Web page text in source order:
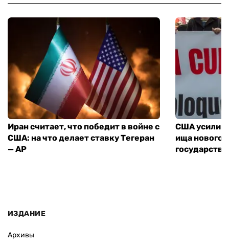
Иран считает, что победит в войне с
США: на что делает ставку Тегеран
— AP
США
ища нового
ИЗДАНИЕ
Архивы